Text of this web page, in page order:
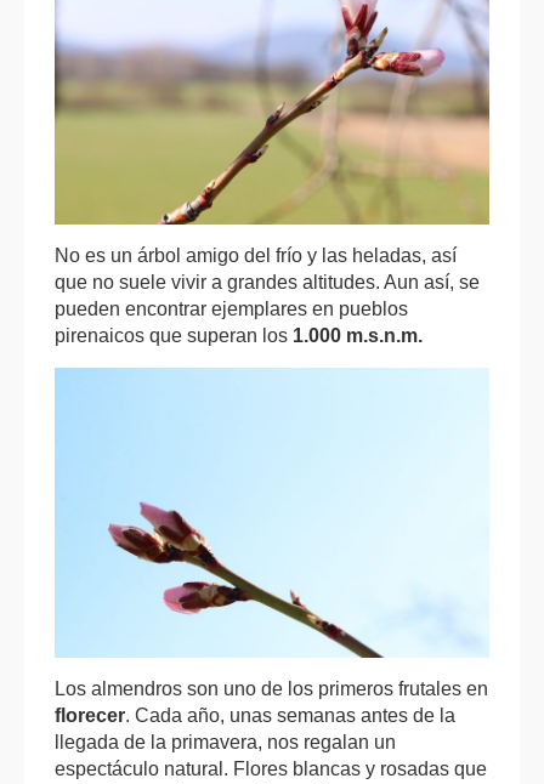
No es un árbol amigo del frío y las heladas, así
que no suele vivir a grandes altitudes. Aun así, se
pueden encontrar ejemplares en pueblos
pirenaicos que superan los 1.000 m.s.n.m.
Los almendros son uno de los primeros frutales en
florecer. Cada año, unas semanas antes de la
llegada de la primavera, nos regalan un
espectáculo natural. Flores blancas y rosadas que